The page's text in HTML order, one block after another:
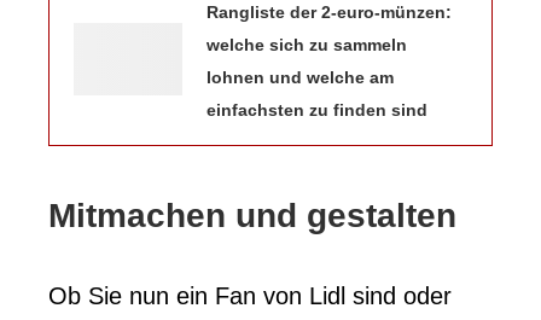
Rangliste der 2-euro-münzen:
welche sich zu sammeln
lohnen und welche am
einfachsten zu finden sind
Mitmachen und gestalten
Ob Sie nun ein Fan von Lidl sind oder